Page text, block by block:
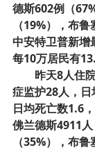
德斯602例（
（19%），布
中安特卫普新增
每10万居民有
昨天8人住
症监护28人，
日均死亡数1.6
佛兰德斯4911
（35%），布